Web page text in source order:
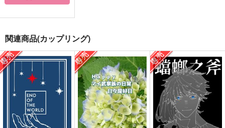
shiro5o
220円（税込）
佐野万次郎×花垣武道
サンプル
作品詳細
shiro5o
330円（税込）
佐野万次郎×花垣武道
サンプル
作品詳細
787円（税込）
佐野万次郎×花垣武道
サンプル
作品詳細
関連商品(カップリング)